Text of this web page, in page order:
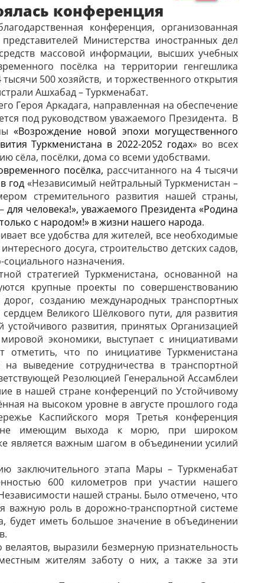
конференция
конференция, организованная
Министерства иностранных дел
массовой информации, высших учебных
посёлка на территории генгешлика
500 хозяйств, и торжественного открытия
Ашхабад – Туркменабат.
Героя Аркадага, направленная на обеспечение
под руководством уважаемого Президента. В
«Возрождение новой эпохи могущественного
Туркменистана в 2022-2052 годах» во всех
сёла, посёлки, дома со всеми удобствами.
посёлка, рассчитанного на 4 тысячи
в год«Независимый нейтральный Туркменистан –
стремительного развития нашей страны,
–для человека!», уважаемого Президента «Родина
с народом!» в жизни нашего народа.
все удобства для жителей, все необходимые
досуга, строительство детских садов,
назначения.
стратегией Туркменистана, основанной на
крупные проекты по совершенствованию
созданию международных транспортных
Великого Шёлкового пути, для развития
развития, принятых Организацией
экономики, выступает с инициативами
отметить, что по инициативе Туркменистана
выведение сотрудничества в транспортной
Резолюцией Генеральной Ассамблеи
в нашей стране конференций по Устойчивому
на высоком уровне в августе прошлого года
Каспийского моря Третья конференция
не имеющим выхода к морю, при широком
является важным шагом в объединении усилий
заключительного этапа Мары – Туркменабат
600 километров при участии нашего
нашей страны. Было отмечено, что
важную роль в дорожно-транспортной системе
будет иметь большое значение в объединении
выразили безмерную признательность
жителям заботу о них, а также за эти